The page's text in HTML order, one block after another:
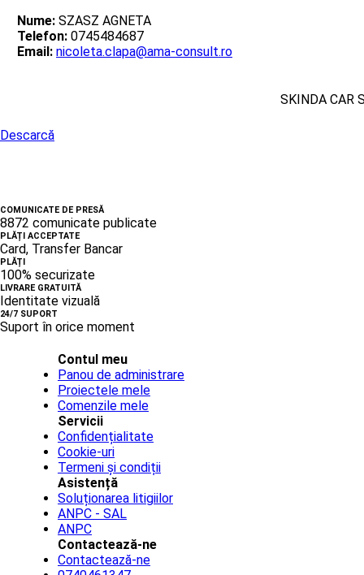
Nume: SZASZ AGNETA
Telefon: 0745484687
Email: nicoleta.clapa@ama-consult.ro
SKINDA CAR
Descarcă
COMUNICATE DE PRESĂ
8872 comunicate publicate
PLĂȚI ACCEPTATE
Card, Transfer Bancar
PLĂȚI
100% securizate
LIVRARE GRATUITĂ
Identitate vizuală
24/7 SUPORT
Suport în orice moment
Contul meu
Panou de administrare
Proiectele mele
Comenzile mele
Servicii
Confidențialitate
Cookie-uri
Termeni și condiții
Asistență
Soluționarea litigiilor
ANPC - SAL
ANPC
Contactează-ne
Contactează-ne